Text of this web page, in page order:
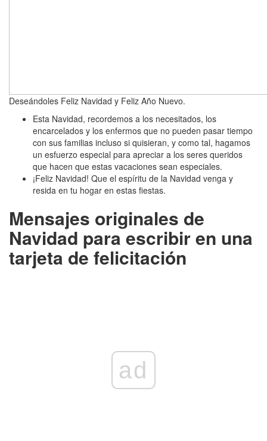
Deseándoles Feliz Navidad y Feliz Año Nuevo.
Esta Navidad, recordemos a los necesitados, los
encarcelados y los enfermos que no pueden pasar tiempo
con sus familias incluso si quisieran, y como tal, hagamos
un esfuerzo especial para apreciar a los seres queridos
que hacen que estas vacaciones sean especiales.
¡Feliz Navidad! Que el espíritu de la Navidad venga y
resida en tu hogar en estas fiestas.
Mensajes originales de
Navidad para escribir en una
tarjeta de felicitación
ad